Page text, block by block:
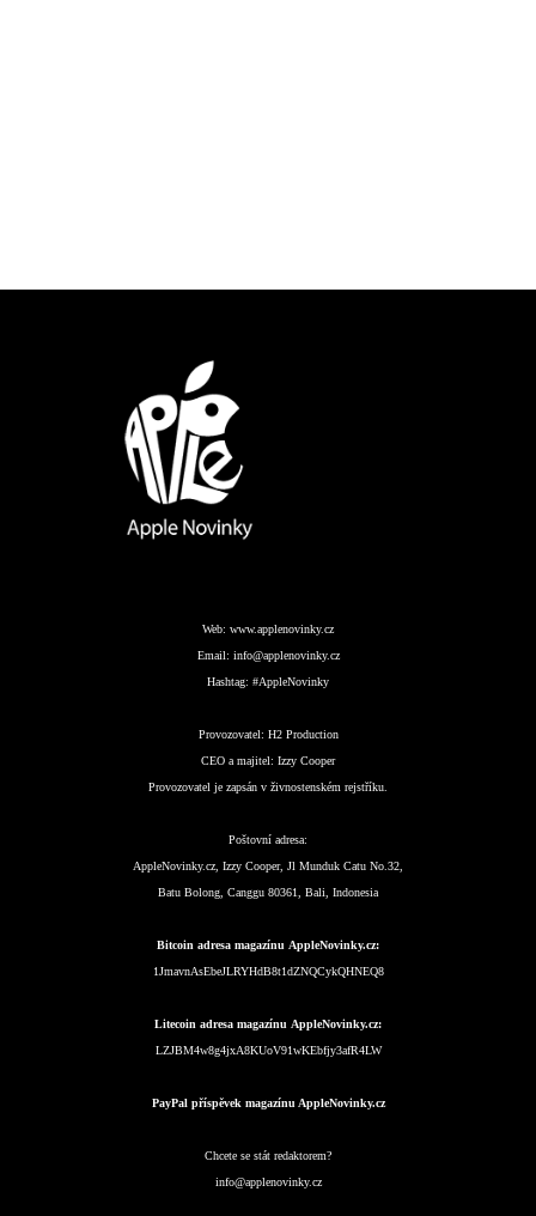
Web: www.applenovinky.cz
Email: info@applenovinky.cz
Hashtag: #AppleNovinky
Provozovatel: H2 Production
CEO a majitel: Izzy Cooper
Provozovatel je zapsán v živnostenském rejstříku.
Poštovní adresa:
AppleNovinky.cz, Izzy Cooper, Jl Munduk Catu No.32,
Batu Bolong, Canggu 80361, Bali, Indonesia
Bitcoin adresa magazínu AppleNovinky.cz:
1JmavnAsEbeJLRYHdB8t1dZNQCykQHNEQ8
Litecoin adresa magazínu AppleNovinky.cz:
LZJBM4w8g4jxA8KUoV91wKEbfjy3afR4LW
PayPal příspěvek magazínu AppleNovinky.cz
Chcete se stát redaktorem?
info@applenovinky.cz